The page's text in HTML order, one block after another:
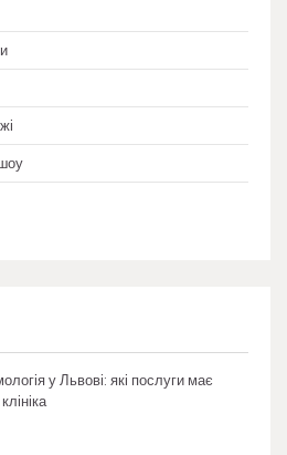
у Львові: які послуги має